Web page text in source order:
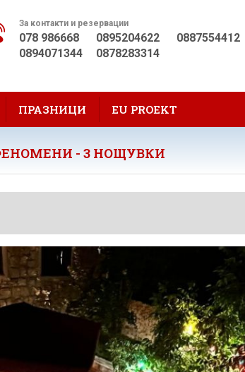
За контакти и резервации
078 986668 0895204622
0887554412
0894071344
0878283314
ПРАЗНИЦИ EU PROEKT
- 3 НОЩУВКИ